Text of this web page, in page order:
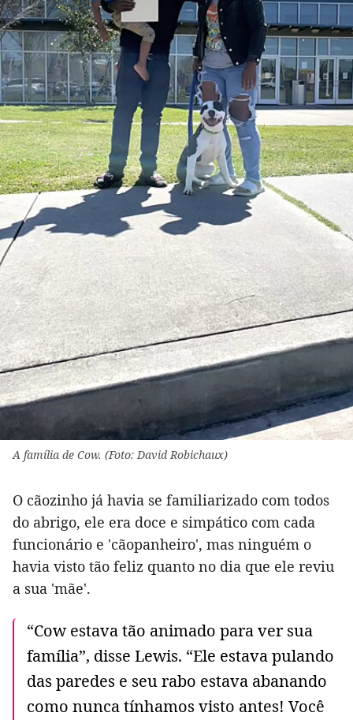
A família de Cow. (Foto: David Robichaux)
O cãozinho já havia se familiarizado com todos
do abrigo, ele era doce e simpático com cada
funcionário e 'cãopanheiro', mas ninguém o
havia visto tão feliz quanto no dia que ele reviu
a sua 'mãe'.
“Cow estava tão animado para ver sua
família”, disse Lewis. “Ele estava pulando
das paredes e seu rabo estava abanando
como nunca tínhamos visto antes! Você